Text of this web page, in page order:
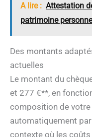
A lire : Attestation
patrimoine
Des montants
actuelles
Le montant du
et 277 €**, en
composition de
automatiquement
contexte où les coûts